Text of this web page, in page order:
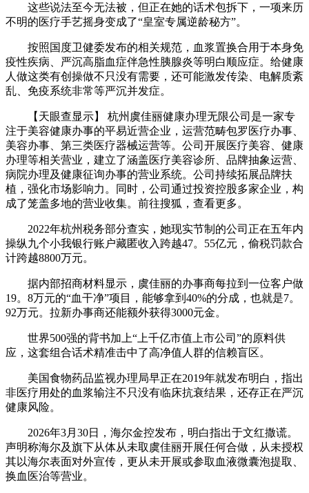
这些说法至今无法被，但正在她的话术包拆下，一项来历
不明的医疗手艺摇身变成了“皇室专属逆龄秘方”。
按照国度卫健委发布的相关规范，血浆置换合用于本身免
疫性疾病、严沉高脂血症伴急性胰腺炎等明白顺应症。给健康
人做这类有创操做不只没有需要，还可能激发传染、电解质紊
乱、免疫系统非常等严沉并发症。
【天眼查显示】 杭州虞佳丽健康办理无限公司是一家专
注于美容健康办事的平易近营企业，运营范畴包罗医疗办事、
美容办事、第三类医疗器械运营等。公司开展医疗美容、健康
办理等相关营业，建立了涵盖医疗美容诊所、品牌抽象运营、
病院办理及健康征询办事的营业系统。公司持续拓展品牌扶
植，强化市场影响力。同时，公司通过投资控股多家企业，构
成了笼盖多地的营业收集。前往搜狐，查看更多。
2022年杭州税务部分查实，她现实节制的公司正在五年内
操纵九个小我银行账户藏匿收入跨越47。55亿元，偷税罚款合
计跨越8800万元。
据内部招商材料显示，虞佳丽的办事商每拉到一位客户做
19。8万元的“血干净”项目，能够拿到40%的分成，也就是7。
92万元。拉新办事商还能额外获得3000元金。
世界500强的背书加上“上千亿市值上市公司”的原料供
应，这套组合话术精准击中了高净值人群的信赖盲区。
美国食物药品监视办理局早正在2019年就发布明白，指出
非医疗用处的血浆输注不只没有临床抗衰结果，还存正在严沉
健康风险。
2026年3月30日，海尔金控发布，明白指出于文红撒谎。
声明称海尔及旗下从体从未取虞佳丽开展任何合做，从未授权
其以海尔表面对外宣传，更从未开展或参取血液微囊泡提取、
换血医治等营业。